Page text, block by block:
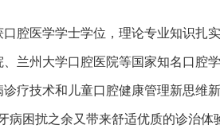
腔医学学士学位，理论专业知识扎
兰州大学口腔医院等国家知名口腔
疗技术和儿童口腔健康管理新思维
病困扰之余又带来舒适优质的诊治